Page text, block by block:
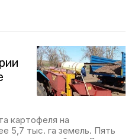
картофеля на
5,7 тыс. га земель. Пять